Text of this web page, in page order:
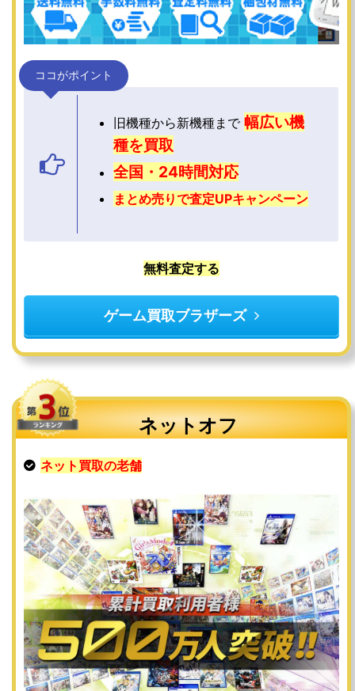
ココがポイント
旧機種から新機種まで幅広い機
種を買取
全国・24時間対応
まとめ売りで査定UPキャンペーン
無料査定する
ゲーム買取ブラザーズ
ネットオフ
ネット買取の老舗